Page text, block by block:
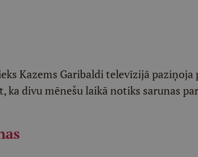
Kazems Garibaldi televīzijā paziņoja
divu mēnešu laikā notiks sarunas